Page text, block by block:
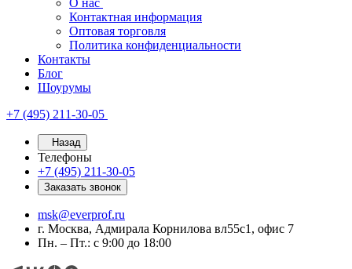
О нас
Контактная информация
Оптовая торговля
Политика конфиденциальности
Контакты
Блог
Шоурумы
+7 (495) 211-30-05
Назад
Телефоны
+7 (495) 211-30-05
Заказать звонок
msk@everprof.ru
г. Москва, Адмирала Корнилова вл55с1, офис 7
Пн. – Пт.: с 9:00 до 18:00